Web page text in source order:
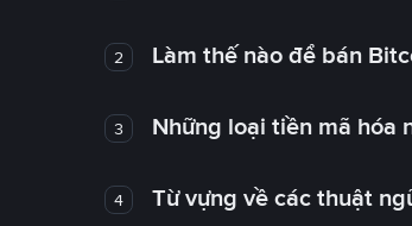
2 Làm thế nào để bán
3 Những loại tiền mã hóa
4 Từ vựng về các thuật